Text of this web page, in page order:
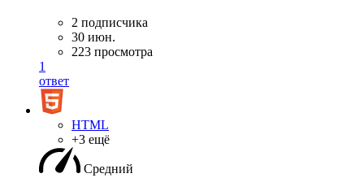
2 подписчика
30 июн.
223 просмотра
1
ответ
HTML
+3 ещё
Средний